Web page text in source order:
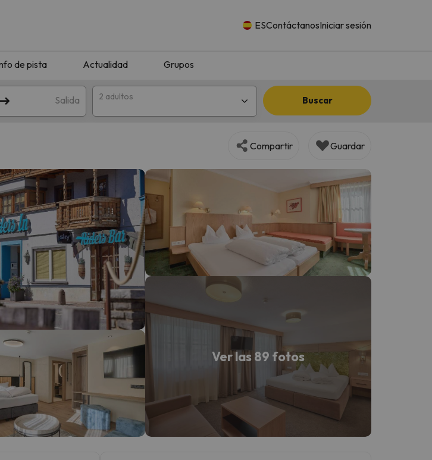
ESContáctanosIniciar sesión
de pista Actualidad Grupos
Salida 2 adultos Buscar
Prueba a modificar el destino.
su brújula vuelve.
Compartir Guardar
Ver las 89 fotos